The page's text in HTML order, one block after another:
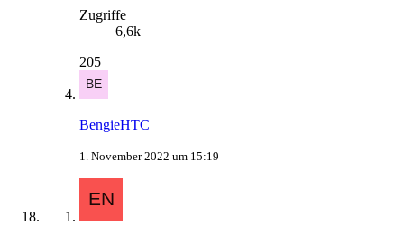
Zugriffe
6,6k
205
BengieHTC
1. November 2022 um 15:19